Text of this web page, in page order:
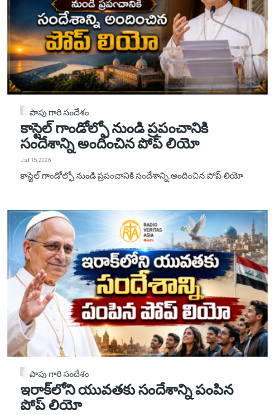
పాపు గారి సందేశం
కాస్టెల్ గాండోల్ఫో నుండి ప్రపంచానికి
సందేశాన్ని అందించిన పోప్ లియో
Jul 15, 2026
కాస్టెల్ గాండోల్ఫో నుండి ప్రపంచానికి సందేశాన్ని అందించిన పోప్ లియో
పాపు గారి సందేశం
ఇరాక్‌లోని యువతకు సందేశాన్ని పంపిన
పోప్ లియో